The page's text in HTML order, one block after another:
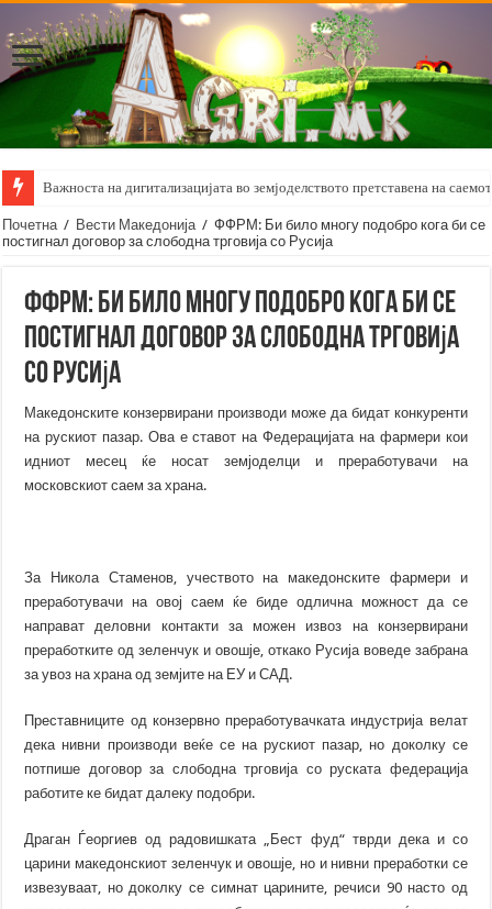
Важноста на дигитализацијата во земјоделството претставена на
Почетна / Вести Македонија / ФФРМ: Би било многу подобро кога би се
постигнал договор за слободна трговија со Русија
ФФРМ: Би било многу подобро кога би се
постигнал договор за слободна трговија
со Русија
Македонските конзервирани производи може да бидат конкуренти
на рускиот пазар. Ова е ставот на Федерацијата на фармери кои
идниот месец ќе носат земјоделци и преработувачи на
московскиот саем за храна.
За Никола Стаменов, учеството на македонските фармери и
преработувачи на овој саем ќе биде одлична можност да се
направат деловни контакти за можен извоз на конзервирани
преработките од зеленчук и овошје, откако Русија воведе забрана
за увоз на храна од земјите на ЕУ и САД.
Преставниците од конзервно преработувачката индустрија велат
дека нивни производи веќе се на рускиот пазар, но доколку се
потпише договор за слободна трговија со руската федерација
работите ке бидат далеку подобри.
Драган Ѓеоргиев од радовишката „Бест фуд“ тврди дека и со
царини македонскиот зеленчук и овошје, но и нивни преработки се
извезуваат, но доколку се симнат царините, речиси 90 насто од